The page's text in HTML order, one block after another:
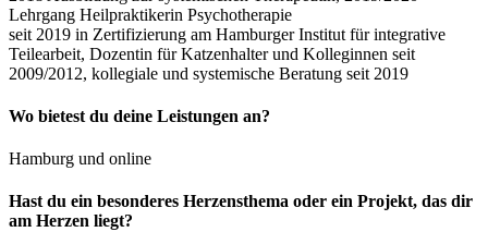
Lehrgang Heilpraktikerin Psychotherapie
seit 2019 in Zertifizierung am Hamburger Institut für integrative
Teilearbeit, Dozentin für Katzenhalter und Kolleginnen seit
2009/2012, kollegiale und systemische Beratung seit 2019
Wo bietest du deine Leistungen an?
Hamburg und online
Hast du ein besonderes Herzensthema oder ein Projekt, das dir
am Herzen liegt?